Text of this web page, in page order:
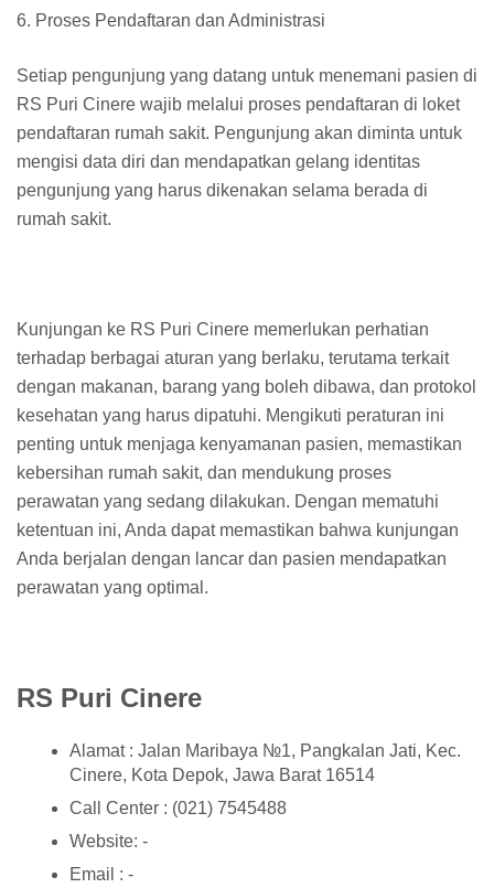
6. Proses Pendaftaran dan Administrasi
Setiap pengunjung yang datang untuk menemani pasien di
RS Puri Cinere wajib melalui proses pendaftaran di loket
pendaftaran rumah sakit. Pengunjung akan diminta untuk
mengisi data diri dan mendapatkan gelang identitas
pengunjung yang harus dikenakan selama berada di
rumah sakit.
Kunjungan ke RS Puri Cinere memerlukan perhatian
terhadap berbagai aturan yang berlaku, terutama terkait
dengan makanan, barang yang boleh dibawa, dan protokol
kesehatan yang harus dipatuhi. Mengikuti peraturan ini
penting untuk menjaga kenyamanan pasien, memastikan
kebersihan rumah sakit, dan mendukung proses
perawatan yang sedang dilakukan. Dengan mematuhi
ketentuan ini, Anda dapat memastikan bahwa kunjungan
Anda berjalan dengan lancar dan pasien mendapatkan
perawatan yang optimal.
RS Puri Cinere
Alamat : Jalan Maribaya №1, Pangkalan Jati, Kec.
Cinere, Kota Depok, Jawa Barat 16514
Call Center : (021) 7545488
Website: -
Email : -